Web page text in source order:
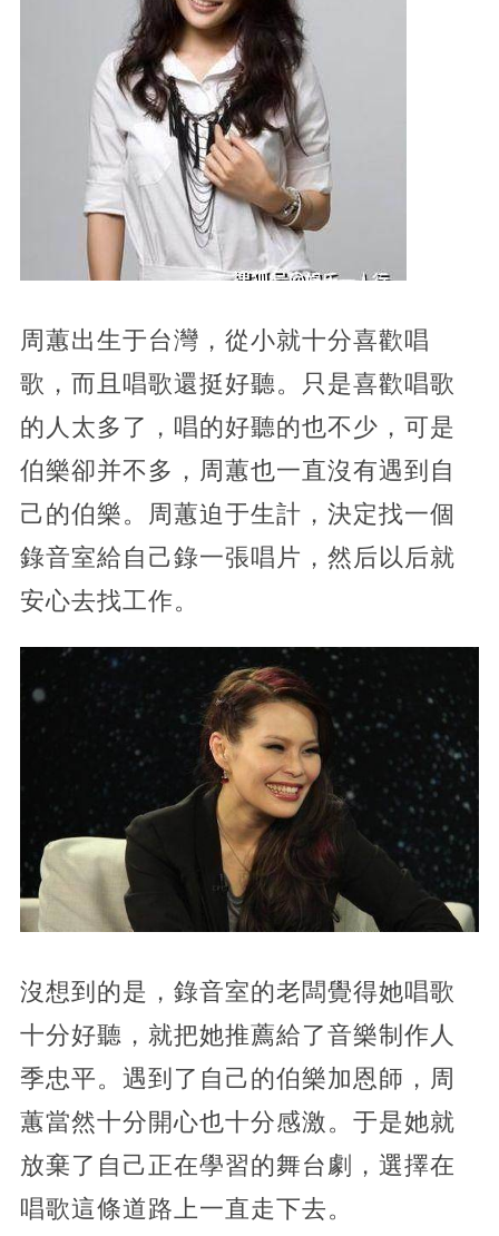
周蕙出生于台灣，從小就十分喜歡唱
歌，而且唱歌還挺好聽。只是喜歡唱歌
的人太多了，唱的好聽的也不少，可是
伯樂卻并不多，周蕙也一直沒有遇到自
己的伯樂。周蕙迫于生計，決定找一個
錄音室給自己錄一張唱片，然后以后就
安心去找工作。
沒想到的是，錄音室的老闆覺得她唱歌
十分好聽，就把她推薦給了音樂制作人
季忠平。遇到了自己的伯樂加恩師，周
蕙當然十分開心也十分感激。于是她就
放棄了自己正在學習的舞台劇，選擇在
唱歌這條道路上一直走下去。